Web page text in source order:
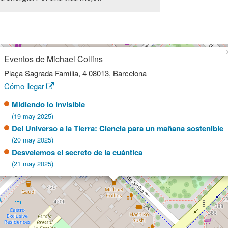
Eventos de Michael Collins
Plaça Sagrada Familia, 4 08013, Barcelona
Cómo llegar
Midiendo lo invisible
(19 may 2025)
Del Universo a la Tierra: Ciencia para un mañana sostenible
(20 may 2025)
Desvelemos el secreto de la cuántica
(21 may 2025)